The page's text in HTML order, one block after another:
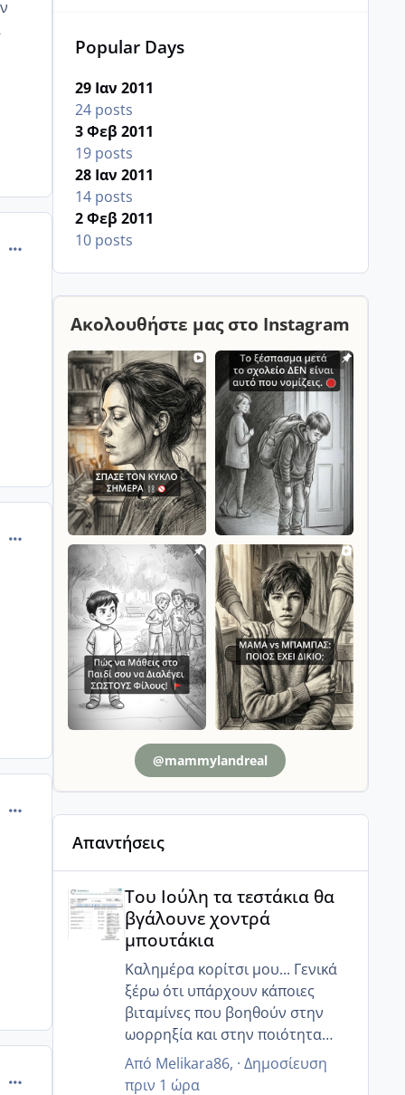
comment_665297
comment_665307
comment_665319
comment_665324
Popular Days
29 Ιαν 2011
24 posts
3 Φεβ 2011
19 posts
28 Ιαν 2011
14 posts
2 Φεβ 2011
10 posts
Ακολουθήστε μας στο Instagram
@mammylandreal
Απαντήσεις
Του Ιούλη τα τεστάκια θα
βγάλουνε χοντρά
μπουτάκια
Καλημέρα κορίτσι μου... Γενικά
ξέρω ότι υπάρχουν κάποιες
βιταμίνες που βοηθούν στην
ωορρηξία και στην ποιότητα
τους... Εμένα έδωσε της
κουμπαράς μου ο γιατρός
Από Melikara86, · Δημοσίευση
πριν 1 ώρα